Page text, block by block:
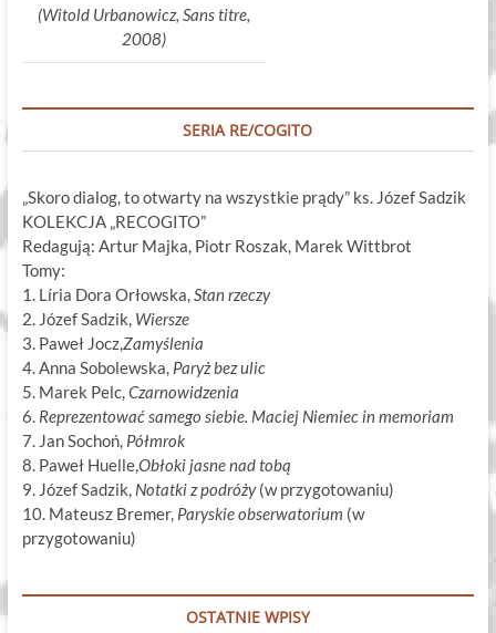
(Witold Urbanowicz, Sans titre,
2008)
SERIA RE/COGITO
„Skoro dialog, to otwarty na wszystkie prądy” ks. Józef Sadzik
KOLEKCJA „RECOGITO”
Redagują: Artur Majka, Piotr Roszak, Marek Wittbrot
Tomy:
1. Líria Dora Orłowska,Stan rzeczy
2. Józef Sadzik, Wiersze
3. Paweł Jocz,Zamyślenia
4. Anna Sobolewska, Paryż bez ulic
5. Marek Pelc,Czarnowidzenia
6. Reprezentować samego siebie. Maciej Niemiec in memoriam
7. Jan Sochoń, Półmrok
8. Paweł Huelle,Obłoki jasne nad tobą
9. Józef Sadzik, Notatki z podróży(w przygotowaniu)
10. Mateusz Bremer, Paryskie obserwatorium (w
przygotowaniu)
OSTATNIE WPISY